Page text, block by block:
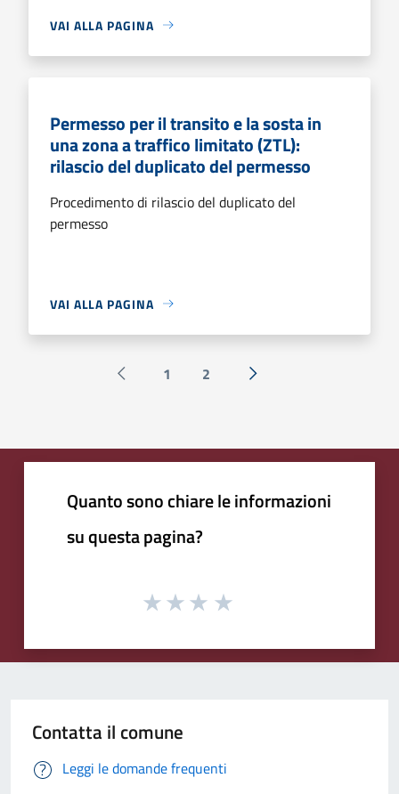
VAI ALLA PAGINA
Permesso per il transito e la sosta in
una zona a traffico limitato (ZTL):
rilascio del duplicato del permesso
Procedimento di rilascio del duplicato del
permesso
VAI ALLA PAGINA
Pagina precedente
1 2 Successiva »
Quanto sono chiare le informazioni
su questa pagina?
Contatta il comune
Leggi le domande frequenti